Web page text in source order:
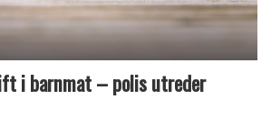
i barnmat – polis utreder